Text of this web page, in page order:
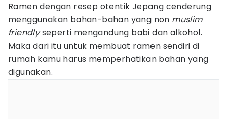
Ramen dengan resep otentik Jepang cenderung
menggunakan bahan-bahan yang non muslim
friendlyseperti mengandung babi dan alkohol.
Maka dari itu untuk membuat ramen sendiri di
rumah kamu harus memperhatikan bahan yang
digunakan.